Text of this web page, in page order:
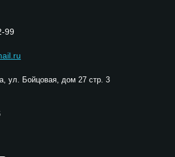
99
ул. Бойцовая, дом 27 стр. 3